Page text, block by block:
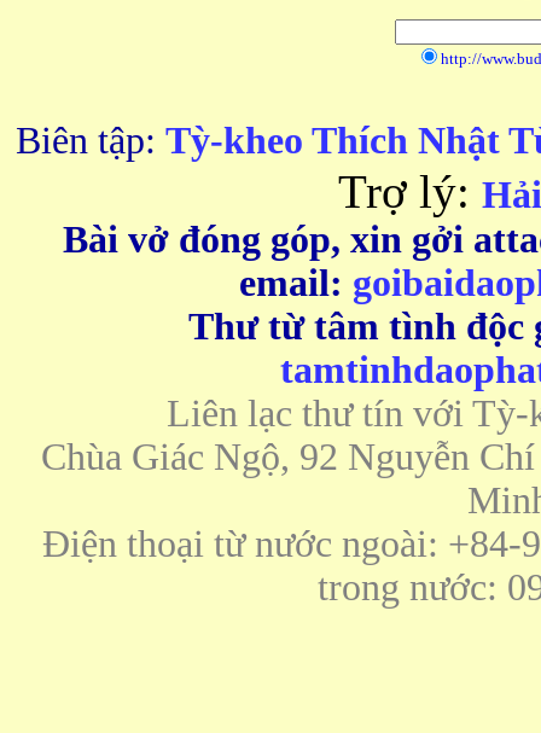
http://
Biên tập: Tỳ-kheo Thích Nhật
Trợ lý:
Bài vở đóng góp, xin gởi
email:
Thư từ tâm tình độc
Liên lạc thư tín với Tỳ-
Chùa Giác Ngộ, 92 Nguyễn
Điện thoại từ nước ngoài:
trong nước: